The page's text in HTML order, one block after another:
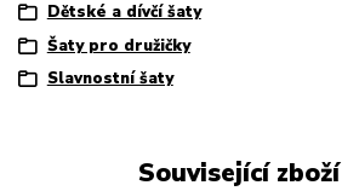
Dětské a dívčí šaty
Šaty pro družičky
Slavnostní šaty
Související zboží